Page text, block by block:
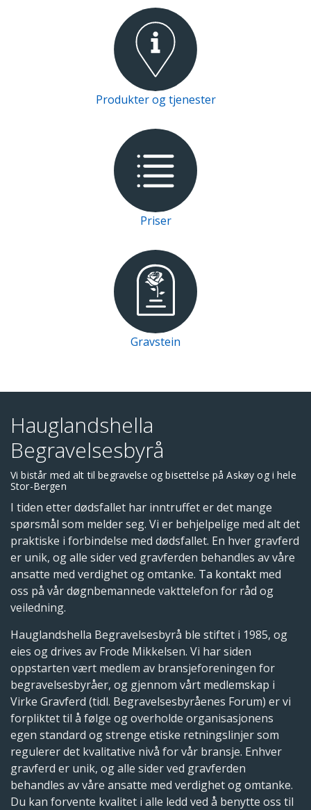
Produkter og tjenester
Priser
Gravstein
Hauglandshella
Begravelsesbyrå
Vi bistår med alt til begravelse og bisettelse på Askøy og i hele
Stor-Bergen
I tiden etter dødsfallet har inntruffet er det mange
spørsmål som melder seg. Vi er behjelpelige med alt det
praktiske i forbindelse med dødsfallet. En hver gravferd
er unik, og alle sider ved gravferden behandles av våre
ansatte med verdighet og omtanke. Ta kontakt med
oss på vår døgnbemannede vakttelefon for råd og
veiledning.
Hauglandshella Begravelsesbyrå ble stiftet i 1985, og
eies og drives av Frode Mikkelsen. Vi har siden
oppstarten vært medlem av bransjeforeningen for
begravelsesbyråer, og gjennom vårt medlemskap i
Virke Gravferd (tidl. Begravelsesbyråenes Forum) er vi
forpliktet til å følge og overholde organisasjonens
egen standard og strenge etiske retningslinjer som
regulerer det kvalitative nivå for vår bransje. Enhver
gravferd er unik, og alle sider ved gravferden
behandles av våre ansatte med verdighet og omtanke.
Du kan forvente kvalitet i alle ledd ved å benytte oss til